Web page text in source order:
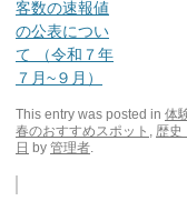
客数の速報値
の公表につい
て （令和７年
７月~９月）
This entry was posted in 体
春のおすすめスポット
歴史
日 by 管理者